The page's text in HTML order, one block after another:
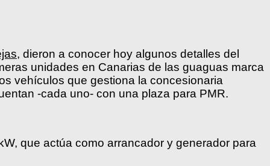
, dieron a conocer hoy algunos detalles del
unidades en Canarias de las guaguas marca
vehículos que gestiona la concesionaria
-cada uno- con una plaza para PMR.
que actúa como arrancador y generador para